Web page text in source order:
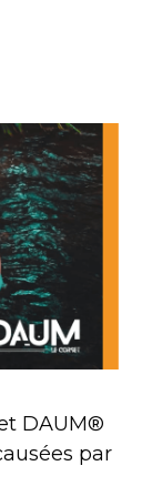
DAUM®
par